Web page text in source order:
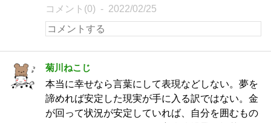
コメント(0) 2022/02/25
菊川ねこじ
本当に幸せなら言葉にして表現などしない。夢を
諦めれば安定した現実が手に入る訳ではない。金
が回って状況が安定していれば、自分を囲むもの